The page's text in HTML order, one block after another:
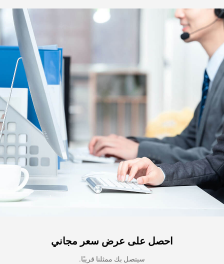
احصل على عرض سعر مجاني
سيتصل بك ممثلنا قريبًا.